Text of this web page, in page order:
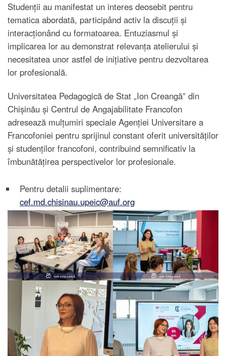
Studenții au manifestat un interes deosebit pentru
tematica abordată, participând activ la discuții și
interacționând cu formatoarea. Entuziasmul și
implicarea lor au demonstrat relevanța atelierului și
necesitatea unor astfel de inițiative pentru dezvoltarea
lor profesională.
Universitatea Pedagogică de Stat „Ion Creangă” din
Chișinău și Centrul de Angajabilitate Francofon
adresează mulțumiri speciale Agenției Universitare a
Francofoniei pentru sprijinul constant oferit universităților
și studenților francofoni, contribuind semnificativ la
îmbunătățirea perspectivelor lor profesionale.
Pentru detalii suplimentare:
cef.md.chisinau.upeic@auf.org